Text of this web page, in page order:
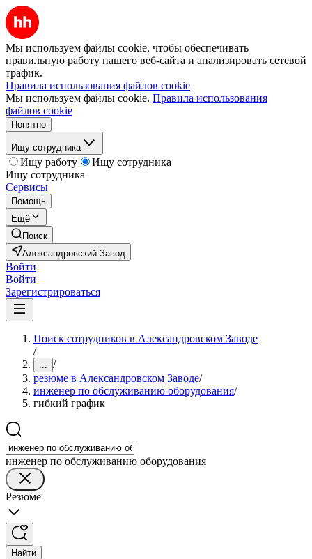
Мы используем файлы cookie, чтобы обеспечивать
правильную работу нашего веб-сайта и анализировать сетевой
трафик.
Правила использования файлов cookie
Мы используем файлы cookie. Правила использования
файлов cookie
Понятно
Ищу сотрудника
Ищу работу
Ищу сотрудника
Ищу сотрудника
Сервисы
Помощь
Ещё
Поиск
Александровский Завод
Войти
Войти
Зарегистрироваться
Поиск сотрудников в Александровском Заводе
/
... /
резюме в Александровском Заводе/
инженер по обслуживанию оборудования/
гибкий график
инженер по обслуживанию оборудования
Резюме
Найти